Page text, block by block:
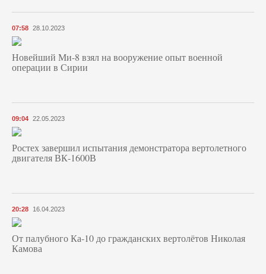
07:58 28.10.2023
Новейший Ми-8 взял на вооружение опыт военной
операции в Сирии
09:04 22.05.2023
Ростех завершил испытания демонстратора вертолетного
двигателя ВК-1600В
20:28 16.04.2023
От палубного Ка-10 до гражданских вертолётов Николая
Камова